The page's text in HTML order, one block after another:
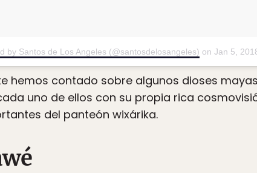
by Santos de Los Angeles (@santosdelosangeles) on Jan 5, 2018 at 1:55pm
hemos contado sobre algunos dioses
uno de ellos con su propia rica
del panteón wixárika.